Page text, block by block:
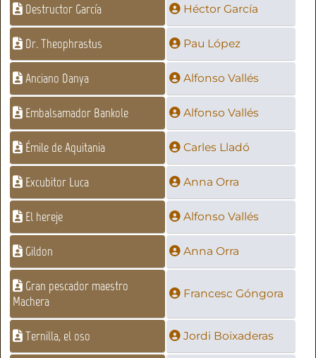
Destructor García Héctor García
Dr. Theophrastus Pau López
Anciano Danya Alfonso Vallés
Embalsamador Bankole Alfonso Vallés
Émile de Aquitania Carles Lladó
Excubitor Luca Anna Orra
El hereje Alfonso Vallés
Gildon Anna Orra
Gran pescador maestro
Machera
Francesc Góngora
Ternilla, el oso Jordi Boixaderas